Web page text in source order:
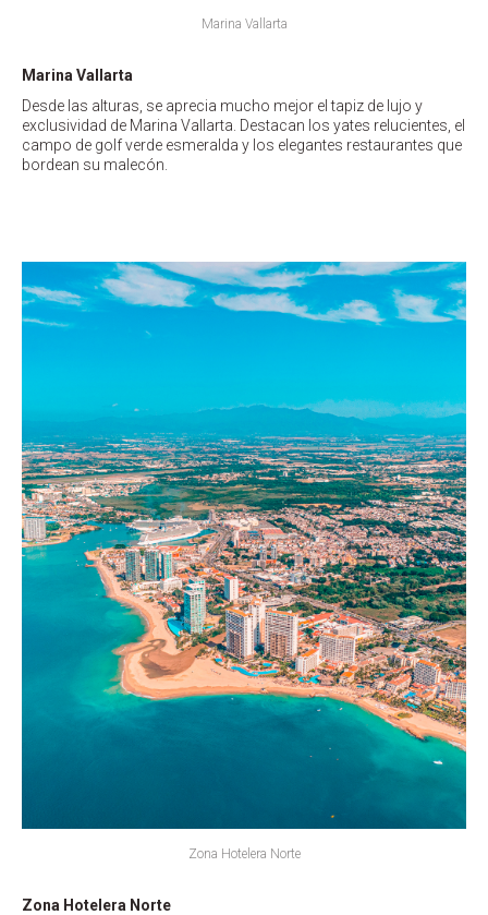
Marina Vallarta
Marina Vallarta
Desde las alturas, se aprecia mucho mejor el tapiz de lujo y
exclusividad de Marina Vallarta. Destacan los yates relucientes, el
campo de golf verde esmeralda y los elegantes restaurantes que
bordean su malecón.
Zona Hotelera Norte
Zona Hotelera Norte